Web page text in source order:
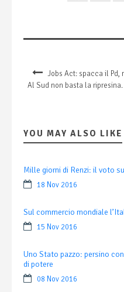
Jobs Act: spacca il Pd,
Al Sud non basta la
YOU MAY ALSO LIKE
Mille giorni di Renzi: il voto
18 Nov 2016
Sul commercio mondiale
15 Nov 2016
Uno Stato pazzo: persino
di potere
08 Nov 2016